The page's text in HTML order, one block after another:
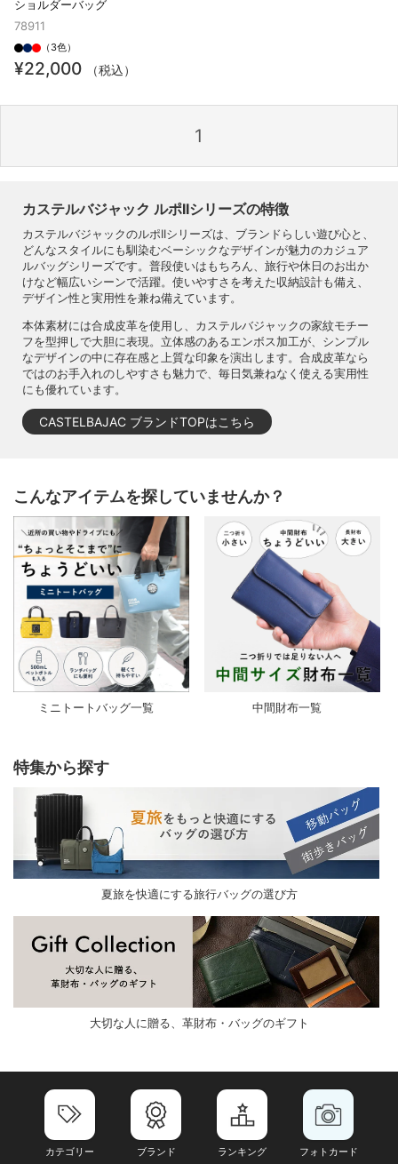
ショルダーバッグ
78911
（3色）
¥22,000 （税込）
1
カステルバジャック ルポIIシリーズの特徴
カステルバジャックのルポIIシリーズは、ブランドらしい遊び心と、
どんなスタイルにも馴染むベーシックなデザインが魅力のカジュア
ルバッグシリーズです。普段使いはもちろん、旅行や休日のお出か
けなど幅広いシーンで活躍。使いやすさを考えた収納設計も備え、
デザイン性と実用性を兼ね備えています。
本体素材には合成皮革を使用し、カステルバジャックの家紋モチー
フを型押しで大胆に表現。立体感のあるエンボス加工が、シンプル
なデザインの中に存在感と上質な印象を演出します。合成皮革なら
ではのお手入れのしやすさも魅力で、毎日気兼ねなく使える実用性
にも優れています。
CASTELBAJAC ブランドTOPはこちら
こんなアイテムを探していませんか？
ミニトートバッグ一覧 中間財布一覧
特集から探す
夏旅を快適にする旅行バッグの選び方
大切な人に贈る、革財布・バッグのギフト
カテゴリー ブランド ランキング フォトカード